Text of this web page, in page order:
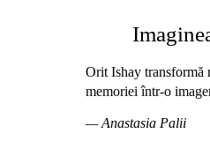
Orit Ishay transformă
memoriei într-o
— Anastasia Palii